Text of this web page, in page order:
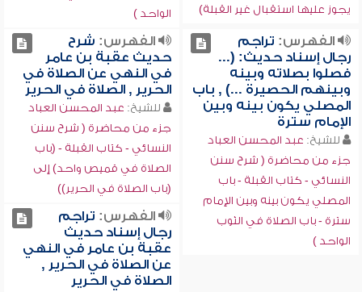
يجوز عليها استقبال غير القبلة)
الواحد )
الفهرس: تراجم
رجال إسناد حديث: (...
فصلوا بصلاته وبينه
وبينهم الحصيرة ...) , باب
المصلي يكون بينه وبين
الإمام سترة
للشيخ: عبد المحسن العباد
جزء من محاضرة ( شرح سنن
النسائي - كتاب القبلة - باب
المصلي يكون بينه وبين الإمام
سترة - باب الصلاة في الثوب
الواحد )
الفهرس: شرح
حديث عقبة بن عامر
في النهي عن الصلاة في
الحرير , الصلاة في الحرير
للشيخ: عبد المحسن العباد
جزء من محاضرة ( شرح سنن
النسائي - كتاب القبلة - (باب
الصلاة في قميص واحد) إلى
(باب الصلاة في الحرير))
الفهرس: تراجم
رجال إسناد حديث
عقبة بن عامر في النهي
عن الصلاة في الحرير ,
الصلاة في الحرير